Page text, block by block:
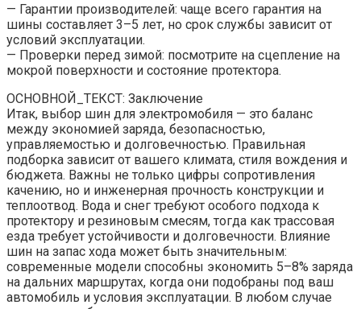
— Гарантии производителей: чаще всего гарантия на
шины составляет 3–5 лет, но срок службы зависит от
условий эксплуатации.
— Проверки перед зимой: посмотрите на сцепление на
мокрой поверхности и состояние протектора.
ОСНОВНОЙ_ТЕКСТ: Заключение
Итак, выбор шин для электромобиля — это баланс
между экономией заряда, безопасностью,
управляемостью и долговечностью. Правильная
подборка зависит от вашего климата, стиля вождения и
бюджета. Важны не только цифры сопротивления
качению, но и инженерная прочность конструкции и
теплоотвод. Вода и снег требуют особого подхода к
протектору и резиновым смесям, тогда как трассовая
езда требует устойчивости и долговечности. Влияние
шин на запас хода может быть значительным:
современные модели способны экономить 5–8% заряда
на дальних маршрутах, когда они подобраны под ваш
автомобиль и условия эксплуатации. В любом случае